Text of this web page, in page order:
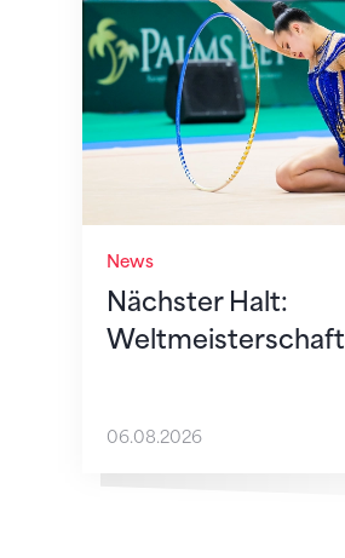
News
Nächster Halt:
Weltmeisterschaft
06.08.2026